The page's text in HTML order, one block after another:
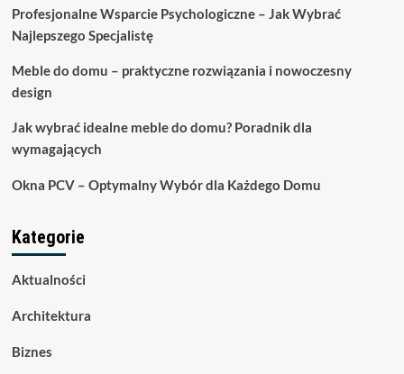
Profesjonalne Wsparcie Psychologiczne – Jak Wybrać
Najlepszego Specjalistę
Meble do domu – praktyczne rozwiązania i nowoczesny
design
Jak wybrać idealne meble do domu? Poradnik dla
wymagających
Okna PCV – Optymalny Wybór dla Każdego Domu
Kategorie
Aktualności
Architektura
Biznes